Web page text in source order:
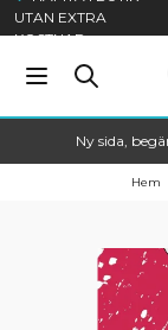
UTAN EXTRA
KOSTNAD
Ny sida,
Hem